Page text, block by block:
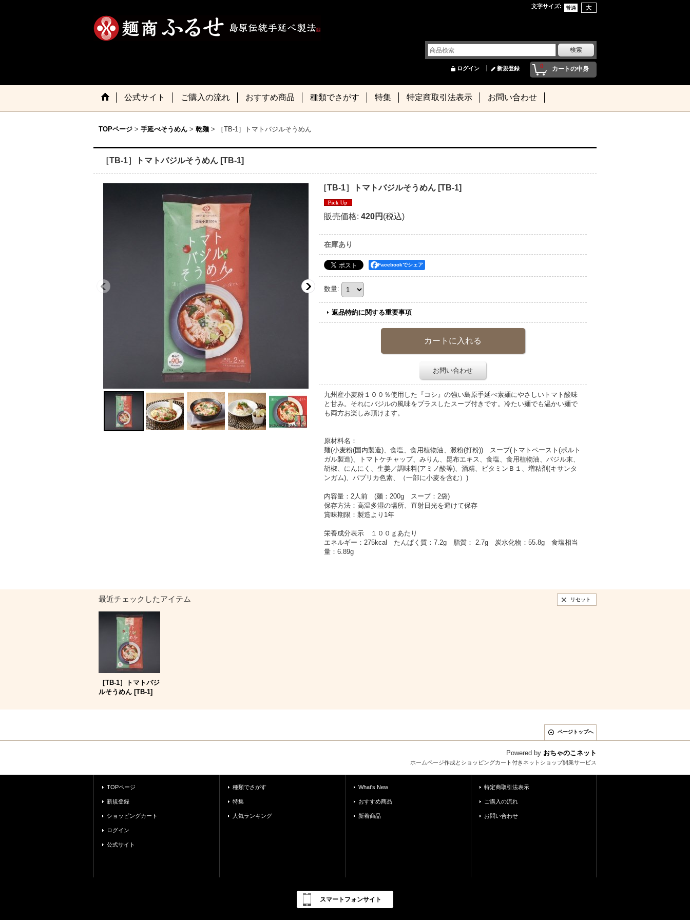
文字サイズ:
0 カートの中身
ログイン 新規登録
公式サイト ご購入の流れ おすすめ商品 種類でさがす 特集 特定商取引法表示 お問い合わせ
TOPページ > 手延べそうめん > 乾麺 > ［TB-1］トマトバジルそうめん
［TB-1］トマトバジルそうめん [TB-1]
［TB-1］トマトバジルそうめん [TB-1]
販売価格: 420円 (税込)
在庫あり
Facebookでシェア
数量:
返品特約に関する重要事項
お問い合わせ
九州産小麦粉１００％使用した『コシ』の強い島原手延べ素麺にやさしいトマト酸味
と甘み。それにバジルの風味をプラスしたスープ付きです。冷たい麺でも温かい麺で
も両方お楽しみ頂けます。
原材料名：
麺(小麦粉(国内製造)、食塩、食用植物油、澱粉(打粉)) スープ(トマトペースト(ポルト
ガル製造)、トマトケチャップ、みりん、昆布エキス、食塩、食用植物油、バジル末、
胡椒、にんにく、生姜／調味料(アミノ酸等)、酒精、ビタミンＢ１、増粘剤(キサンタ
ンガム)、パプリカ色素、（一部に小麦を含む）)
内容量：2人前 (麺：200g スープ：2袋)
保存方法：高温多湿の場所、直射日光を避けて保存
賞味期限：製造より1年
栄養成分表示 １００ｇあたり
エネルギー：275kcal たんぱく質：7.2g 脂質： 2.7g 炭水化物：55.8g 食塩相当
量：6.89g
最近チェックしたアイテム リセット
［TB-1］トマトバジ
ルそうめん [TB-1]
ページトップへ
Powered by おちゃのこネット
ホームページ作成とショッピングカート付きネットショップ開業サービス
TOPページ
新規登録
ショッピングカート
ログイン
公式サイト
種類でさがす
特集
人気ランキング
What's New
おすすめ商品
新着商品
特定商取引法表示
ご購入の流れ
お問い合わせ
スマートフォンサイト